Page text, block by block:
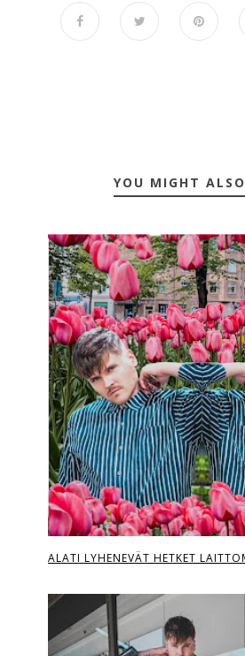
YOU MIGHT
ALATI LYHENEVÄT HETKET